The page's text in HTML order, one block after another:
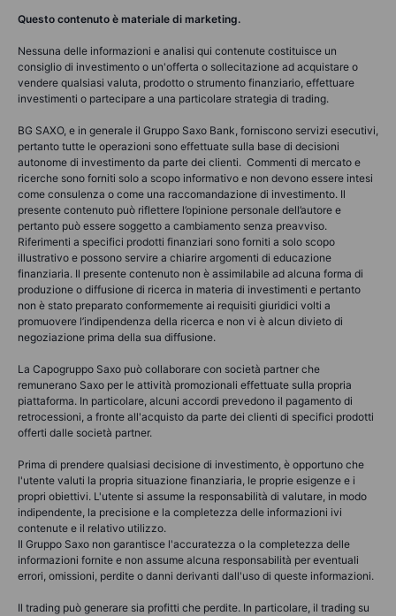
Questo contenuto è materiale di marketing.
Nessuna delle informazioni e analisi qui contenute costituisce un
consiglio di investimento o un'offerta o sollecitazione ad acquistare o
vendere qualsiasi valuta, prodotto o strumento finanziario, effettuare
investimenti o partecipare a una particolare strategia di trading.
BG SAXO, e in generale il Gruppo Saxo Bank, forniscono servizi esecutivi,
pertanto tutte le operazioni sono effettuate sulla base di decisioni
autonome di investimento da parte dei clienti. Commenti di mercato e
ricerche sono forniti solo a scopo informativo e non devono essere intesi
come consulenza o come una raccomandazione di investimento. Il
presente contenuto può riflettere l’opinione personale dell’autore e
pertanto può essere soggetto a cambiamento senza preavviso.
Riferimenti a specifici prodotti finanziari sono forniti a solo scopo
illustrativo e possono servire a chiarire argomenti di educazione
finanziaria. Il presente contenuto non è assimilabile ad alcuna forma di
produzione o diffusione di ricerca in materia di investimenti e pertanto
non è stato preparato conformemente ai requisiti giuridici volti a
promuovere l’indipendenza della ricerca e non vi è alcun divieto di
negoziazione prima della sua diffusione.
La Capogruppo Saxo può collaborare con società partner che
remunerano Saxo per le attività promozionali effettuate sulla propria
piattaforma. In particolare, alcuni accordi prevedono il pagamento di
retrocessioni, a fronte all'acquisto da parte dei clienti di specifici prodotti
offerti dalle società partner.
Prima di prendere qualsiasi decisione di investimento, è opportuno che
l'utente valuti la propria situazione finanziaria, le proprie esigenze e i
propri obiettivi. L'utente si assume la responsabilità di valutare, in modo
indipendente, la precisione e la completezza delle informazioni ivi
contenute e il relativo utilizzo.
Il Gruppo Saxo non garantisce l'accuratezza o la completezza delle
informazioni fornite e non assume alcuna responsabilità per eventuali
errori, omissioni, perdite o danni derivanti dall'uso di queste informazioni.
Il trading può generare sia profitti che perdite. In particolare, il trading su